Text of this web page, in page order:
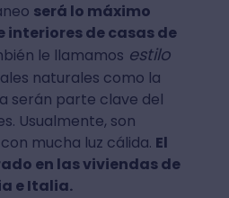
será lo máximo
interiores de casas de
le llamamos estilo
naturales como la
serán parte clave del
Usualmente, son
mucha luz cálida. El
en las viviendas de
e Italia.